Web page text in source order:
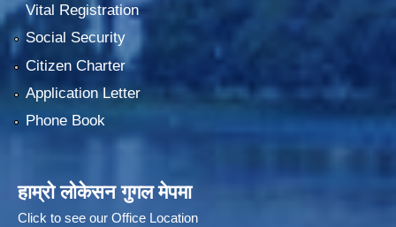
Vital Registration
Social Security
Citizen Charter
Application Letter
Phone Book
हाम्रो लोकेसन गुगल मेपमा
Click to see our Office Location